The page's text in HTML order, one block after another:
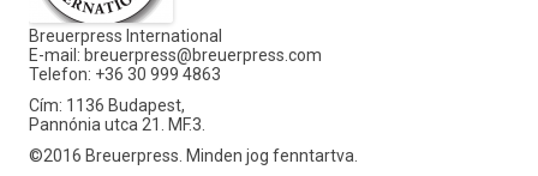
Breuerpress International
E-mail: breuerpress@breuerpress.com
Telefon: +36 30 999 4863
Cím: 1136 Budapest,
Pannónia utca 21. MF.3.
©2016 Breuerpress. Minden jog fenntartva.